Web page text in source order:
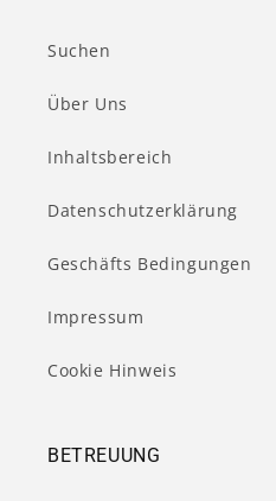
Suchen
Über Uns
Inhaltsbereich
Datenschutzerklärung
Geschäfts Bedingungen
Impressum
Cookie Hinweis
BETREUUNG